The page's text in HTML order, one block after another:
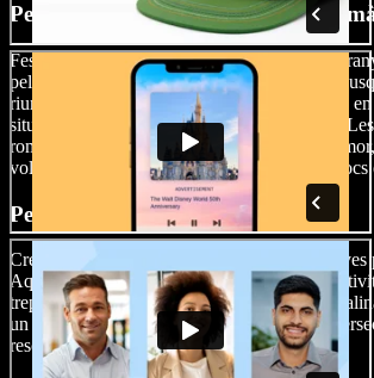
Pel·lícules de comèdia i comèdia
Fes riure el públic o crea històries d’amor
pel·lícules de comèdia. Aquestes pel·lícules
riure l’audiència amb humor, sovint basant-se
situacions còmiques i personatges exagerats.
romàntiques combinen elements d’amor i
voltant d’una història d’amor principal amb tocs
Pel·lícules d'acció
Crea escenes plenes d’adrenalina per a les
Aquest gènere es caracteritza per una gran
trepidants i seqüències de risc plenes
un protagonista fort i carismàtic immers en
rescats arriscats.